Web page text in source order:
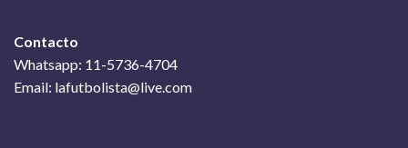
Contacto
Whatsapp: 11-5736-4704
Email: lafutbolista@live.com